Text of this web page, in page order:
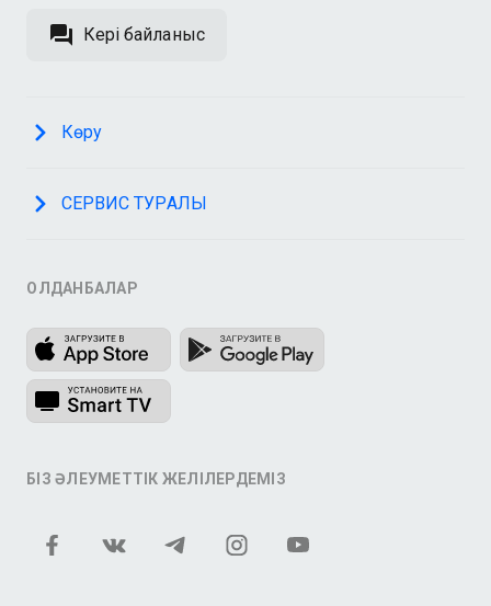
Кері байланыс
Көру
СЕРВИС ТУРАЛЫ
ҚОЛДАНБАЛАР
БІЗ ӘЛЕУМЕТТІК ЖЕЛІЛЕРДЕМІЗ